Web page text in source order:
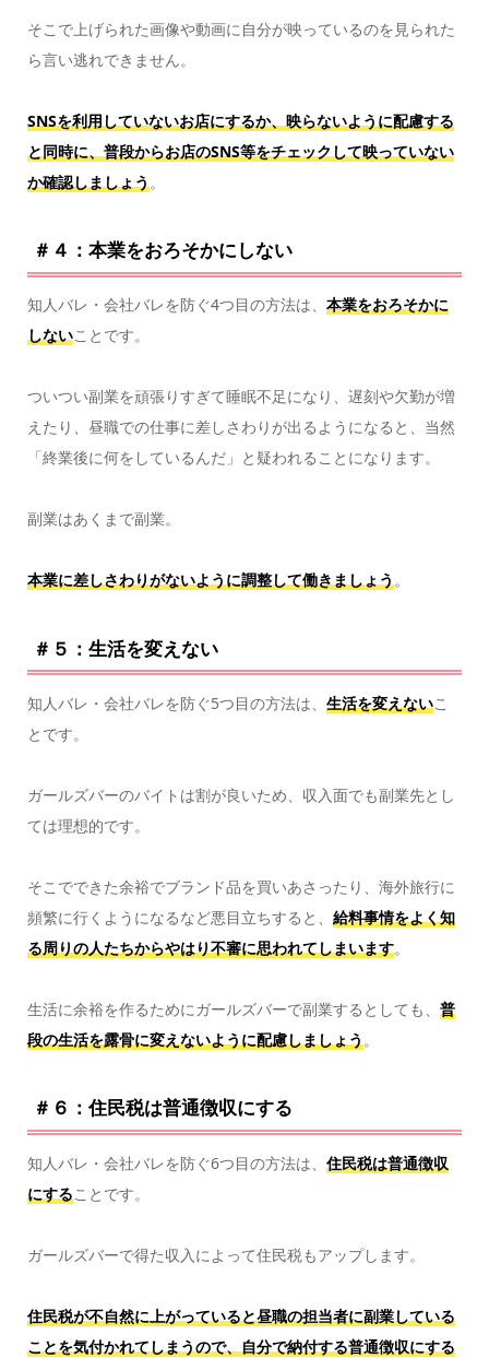
そこで上げられた画像や動画に自分が映っているのを見られた
ら言い逃れできません。
SNSを利用していないお店にするか、映らないように配慮する
と同時に、普段からお店のSNS等をチェックして映っていない
か確認しましょう。
＃４：本業をおろそかにしない
知人バレ・会社バレを防ぐ4つ目の方法は、 本業をおろそかに
しないことです。
ついつい副業を頑張りすぎて睡眠不足になり、遅刻や欠勤が増
えたり、昼職での仕事に差しさわりが出るようになると、当然
「終業後に何をしているんだ」と疑われることになります。
副業はあくまで副業。
本業に差しさわりがないように調整して働きましょう。
＃５：生活を変えない
知人バレ・会社バレを防ぐ5つ目の方法は、 生活を変えないこ
とです。
ガールズバーのバイトは割が良いため、収入面でも副業先とし
ては理想的です。
そこでできた余裕でブランド品を買いあさったり、海外旅行に
頻繁に行くようになるなど悪目立ちすると、 給料事情をよく知
る周りの人たちからやはり不審に思われてしまいます。
生活に余裕を作るためにガールズバーで副業するとしても、 普
段の生活を露骨に変えないように配慮しましょう。
＃６：住民税は普通徴収にする
知人バレ・会社バレを防ぐ6つ目の方法は、 住民税は普通徴収
にすることです。
ガールズバーで得た収入によって住民税もアップします。
住民税が不自然に上がっていると昼職の担当者に副業している
ことを気付かれてしまうので、自分で納付する普通徴収にする